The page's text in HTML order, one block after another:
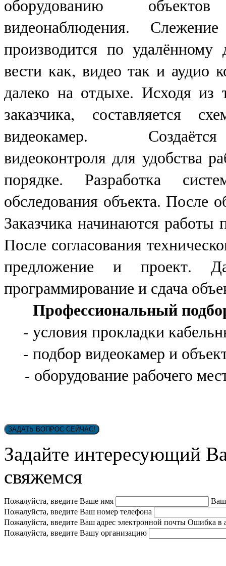
оборудованию
видеонаблюдения.
производится по
вести как, видео так и аудио
далеко на отдыхе. Исходя из
заказчика, составляется
видеокамер. Создаётся
видеоконтроля для удобства
порядке. Разработка
обследования объекта. После
Заказчика начинаются работы
После согласования
предложение и проект.
программирование и сдача
Профессиональный
- условия прокладки
- подбор видеокамер и
- оборудование рабочего
ЗАДАТЬ ВОПРОС СЕЙЧАС!
Задайте интересующий
свяжемся
Пожалуйста, введите Ваше имя
Пожалуйста, введите Ваш номер телефона
Пожалуйста, введите Ваш адрес электронной почты Ошибка в
Пожалуйста, введите Вашу организацию